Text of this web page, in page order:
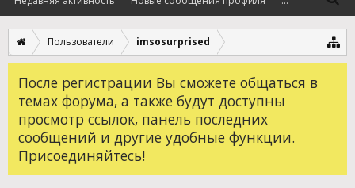
Пользователи imsosurprised
После регистрации Вы сможете общаться в
темах форума, а также будут доступны
просмотр ссылок, панель последних
сообщений и другие удобные функции.
Присоединяйтесь!